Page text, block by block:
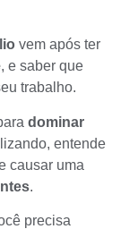
vem após ter
, e saber que
trabalho.
dominar
entende
causar uma
.
precisa